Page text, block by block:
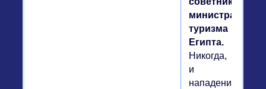
министра
туризма
Египта.
Никогда,
и
нападение